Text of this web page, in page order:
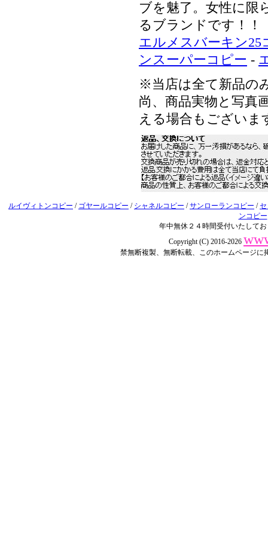
ブを魅了。女性に限
るブランドです！！
エルメスバーキン25
ンスーパーコピー -
※当店は全て新品の
尚、商品実物と写真
える場合もございま
ルイヴィトンコピー / ゴヤールコピー / シャネルコピー /サンローランコピー /
ンコピー
年中無休２４時間受付いたして
Copyright (C) 2016-2026
禁無断複製、無断転載、このホームページ